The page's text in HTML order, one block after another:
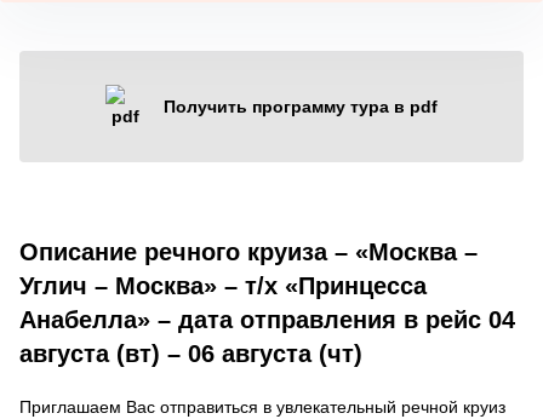
Получить программу тура в pdf
Описание речного круиза – «Москва –
Углич – Москва» – т/х «Принцесса
Анабелла» – дата отправления в рейс 04
августа (вт) – 06 августа (чт)
Приглашаем Вас отправиться в увлекательный речной круиз